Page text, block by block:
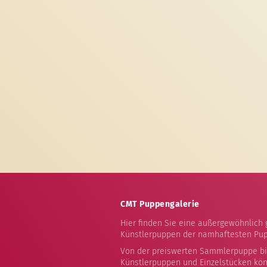
CMT Puppengalerie
Hier finden Sie eine außergewöhnlich
Künstlerpuppen der namhaftesten
Von der preiswerten Sammlerpuppe
Künstlerpuppen und Einzelstücken